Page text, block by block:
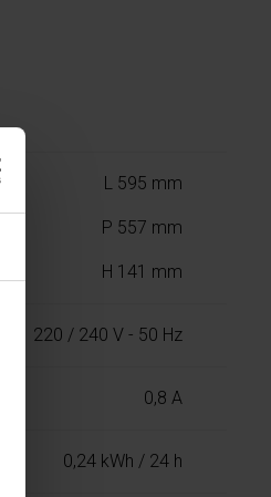
L 595 mm
P 557 mm
H 141 mm
220 / 240 V - 50 Hz
0,8 A
0,24 kWh / 24 h